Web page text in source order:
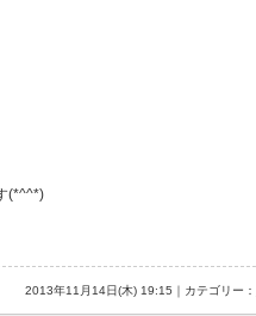
(*^^*)
2013年11月14日(木) 19:15｜カテゴリー：